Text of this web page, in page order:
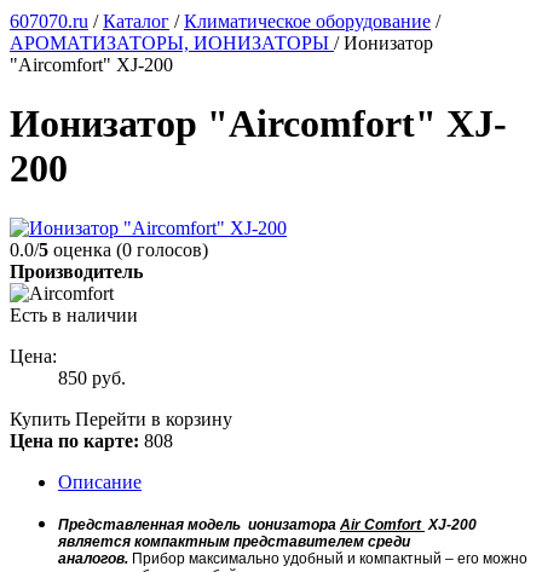
607070.ru /Каталог /Климатическое оборудование /
АРОМАТИЗАТОРЫ, ИОНИЗАТОРЫ /Ионизатор
"Aircomfort" XJ-200
Ионизатор "Aircomfort" XJ-
200
0.0/5 оценка (0 голосов)
Производитель
Есть в наличии
Цена:
850 руб.
Купить Перейти в корзину
Цена по карте: 808
Описание
Представленная модель ионизатора Air Comfort XJ-200
является компактным представителем среди
аналогов. Прибор максимально удобный и компактный – его можно